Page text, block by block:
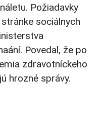
Požiadavky
sociálnych
Povedal, že po
zdravotníckeho
hrozné správy.